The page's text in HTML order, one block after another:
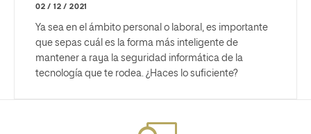
02 / 12 / 2021
Ya sea en el ámbito personal o laboral, es importante
que sepas cuál es la forma más inteligente de
mantener a raya la seguridad informática de la
tecnología que te rodea. ¿Haces lo suficiente?